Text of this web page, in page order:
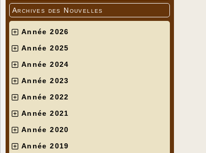
Archives des Nouvelles
Année 2026
Année 2025
Année 2024
Année 2023
Année 2022
Année 2021
Année 2020
Année 2019